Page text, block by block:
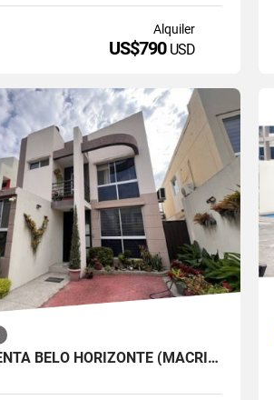
Alquiler
US$790 USD
CASA EN VENTA BELO HORIZONTE (MACRIS)